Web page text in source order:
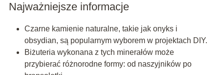
Najważniejsze informacje
Czarne kamienie naturalne, takie jak onyks i
obsydian, są popularnym wyborem w projektach DIY.
Biżuteria wykonana z tych minerałów może
przybierać różnorodne formy: od naszyjników po